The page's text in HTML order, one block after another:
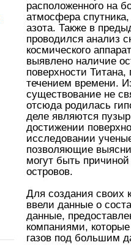
расположенного на
атмосфера
азота. Также в
проводился анализ
космического
выявлено наличие
поверхности
течением времени.
существование не
отсюда родилась
деле являются
достижении
исследовании
позволяющие
могут быть
островов.
Для создания своих
ввели данные о
данные,
компаниями,
газов под большим